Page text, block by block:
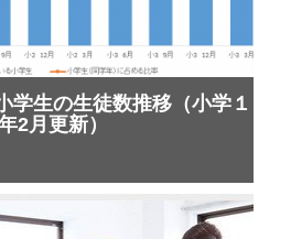
学生の生徒数推移（小学１
2月更新）